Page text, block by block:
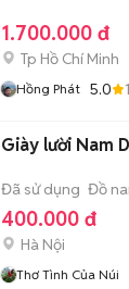
1.700.000 đ
Tp Hồ Chí Minh
Hồng Phát 5.0
Giày lười Nam
Đã sử dụng Đồ
400.000 đ
Hà Nội
Thơ Tình Của Núi